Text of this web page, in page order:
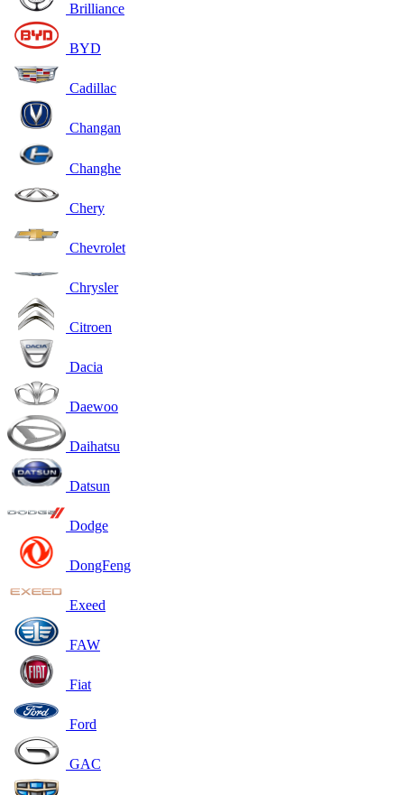
Brilliance
BYD
Cadillac
Changan
Changhe
Chery
Chevrolet
Chrysler
Citroen
Dacia
Daewoo
Daihatsu
Datsun
Dodge
DongFeng
Exeed
FAW
Fiat
Ford
GAC